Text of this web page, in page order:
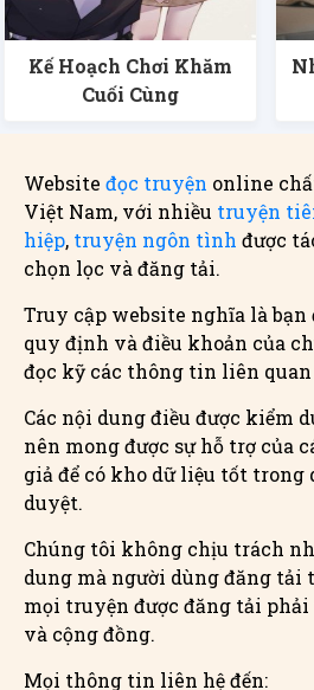
Kế Hoạch Chơi Khăm
Cuối Cùng
Website đọc truyện online
Việt Nam, với nhiều truyện
hiệp, truyện ngôn tình được
chọn lọc và đăng tải.
Truy cập website nghĩa là bạn
quy định và điều khoản của
đọc kỹ các thông tin liên quan
Các nội dung điều được kiểm
nên mong được sự hỗ trợ của
giả để có kho dữ liệu tốt
duyệt.
Chúng tôi không chịu trách
dung mà người dùng đăng tải
mọi truyện được đăng tải
và cộng đồng.
Mọi thông tin liên hệ đến: